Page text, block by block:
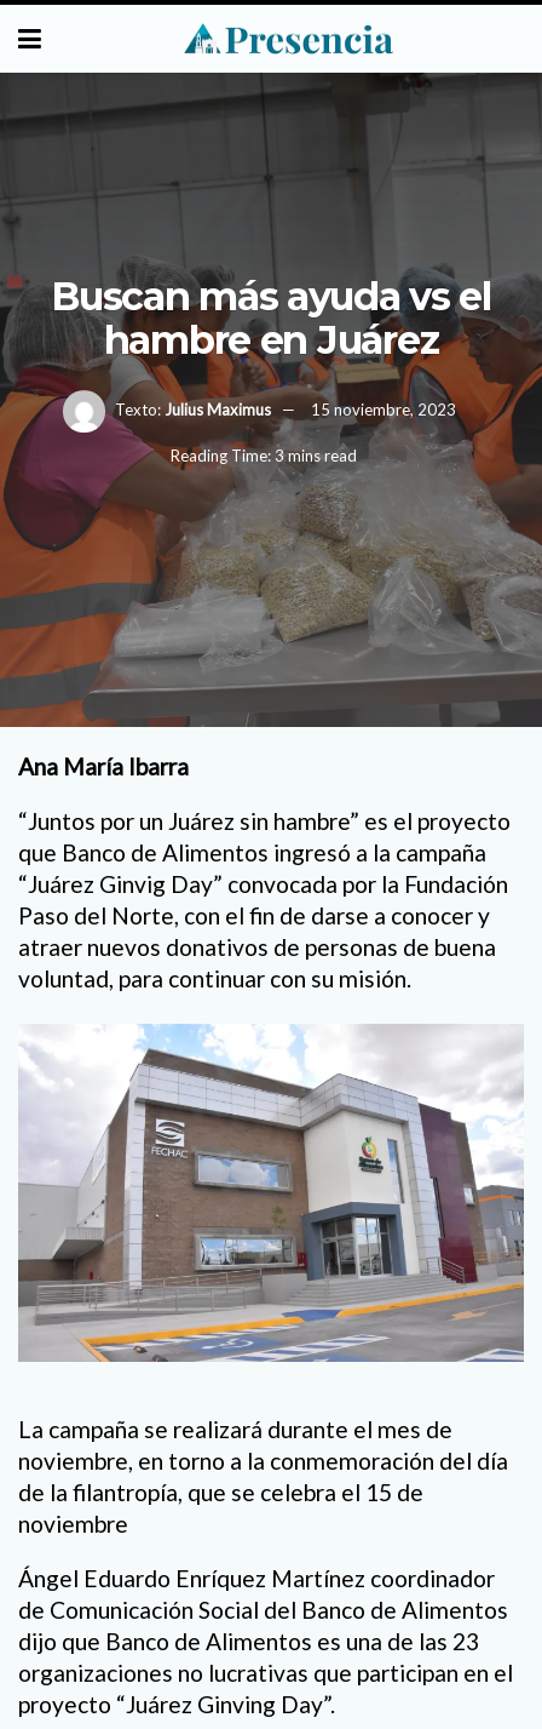
Buscan más ayuda vs el
hambre en Juárez
Texto: Julius Maximus 15 noviembre, 2023
Reading Time: 3 mins read
Ana María Ibarra
“Juntos por un Juárez sin hambre” es el proyecto
que Banco de Alimentos ingresó a la campaña
“Juárez Ginvig Day” convocada por la Fundación
Paso del Norte, con el fin de darse a conocer y
atraer nuevos donativos de personas de buena
voluntad, para continuar con su misión.
La campaña se realizará durante el mes de
noviembre, en torno a la conmemoración del día
de la filantropía, que se celebra el 15 de
noviembre
Ángel Eduardo Enríquez Martínez coordinador
de Comunicación Social del Banco de Alimentos
dijo que Banco de Alimentos es una de las 23
organizaciones no lucrativas que participan en el
proyecto “Juárez Ginving Day”.